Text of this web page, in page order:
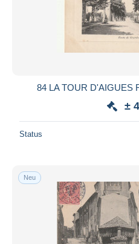
84 LA TOUR D'AIGUES
±
Status
Neu